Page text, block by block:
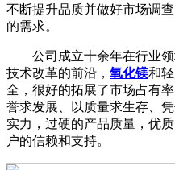
不断提升品质并做好市场调
的需求。
公司成立十余年在行业领
技术改革的前沿， 氧化镁和
全，很好的拓展了市场占有
誉求发展、以质量求生存、
实力，过硬的产品质量，优
户的信赖和支持。